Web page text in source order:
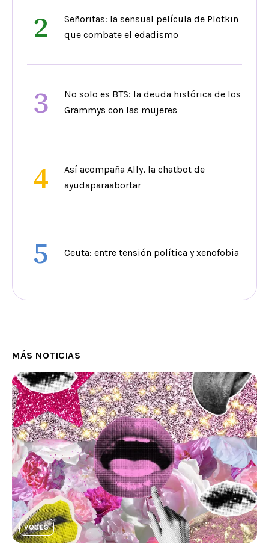
2
Señoritas: la sensual película de Plotkin
que combate el edadismo
3
No solo es BTS: la deuda histórica de los
Grammys con las mujeres
4
Así acompaña Ally, la chatbot de
ayudaparaabortar
5 Ceuta: entre tensión política y xenofobia
MÁS NOTICIAS
VOCES